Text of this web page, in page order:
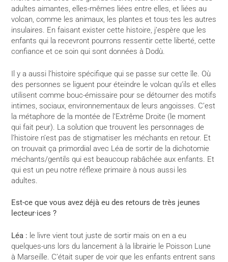
adultes aimantes, elles-mêmes liées entre elles, et liées au
volcan, comme les animaux, les plantes et tous·tes les autres
insulaires. En faisant exister cette histoire, j’espère que les
enfants qui la recevront pourrons ressentir cette liberté, cette
confiance et ce soin qui sont données à Dodù.
Il y a aussi l’histoire spécifique qui se passe sur cette île. Où
des personnes se liguent pour éteindre le volcan qu’ils et elles
utilisent comme bouc-émissaire pour se détourner des motifs
intimes, sociaux, environnementaux de leurs angoisses. C’est
la métaphore de la montée de l’Extrême Droite (le moment
qui fait peur). La solution que trouvent les personnages de
l’histoire n’est pas de stigmatiser les méchants en retour. Et
on trouvait ça primordial avec Léa de sortir de la dichotomie
méchants/gentils qui est beaucoup rabâchée aux enfants. Et
qui est un peu notre réflexe primaire à nous aussi les
adultes.
Est-ce que vous avez déjà eu des retours de très jeunes
lecteur·ices ?
Léa : le livre vient tout juste de sortir mais on en a eu
quelques-uns lors du lancement à la librairie le Poisson Lune
à Marseille. C’était super de voir que les enfants entrent sans